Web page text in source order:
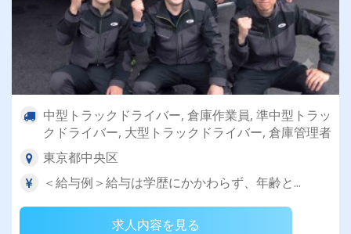
中型トラックドライバー, 倉庫作業員, 準中型トラッ
クドライバー, 大型トラックドライバー, 倉庫管理者
東京都中央区
＜給与例＞給与は学歴にかかわらず、年齢と...
求人内容を見る